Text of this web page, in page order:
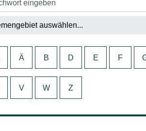
Ä B D E F
V W Z